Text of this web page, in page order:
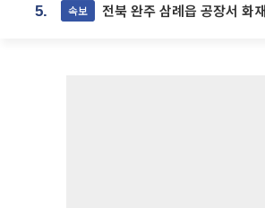
5. 속보 전북 완주 삼례읍 공장서 화